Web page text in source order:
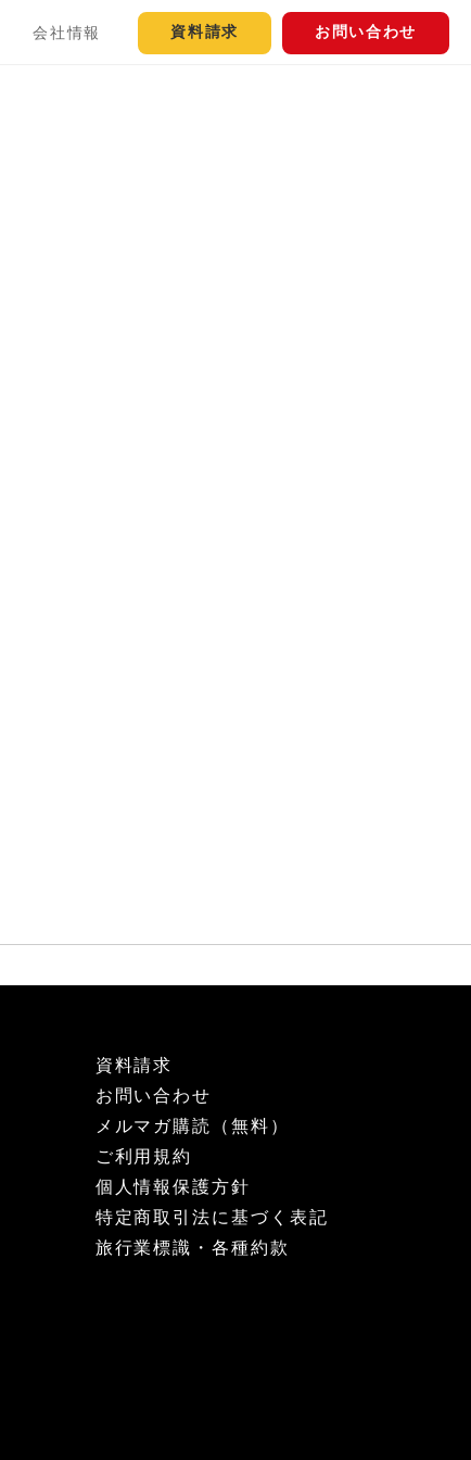
会社情報 資料請求 お問い合わせ
資料請求
お問い合わせ
メルマガ購読（無料）
ご利用規約
個人情報保護方針
特定商取引法に基づく表記
旅行業標識・各種約款